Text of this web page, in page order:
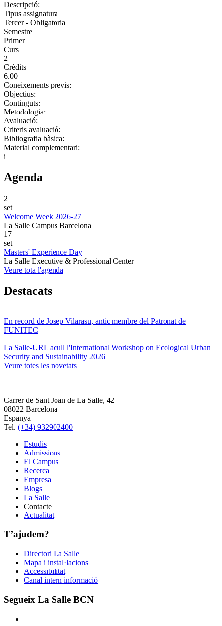
Descripció:
Tipus assignatura
Tercer - Obligatoria
Semestre
Primer
Curs
2
Crèdits
6.00
Coneixements previs:
Objectius:
Continguts:
Metodologia:
Avaluació:
Criteris avaluació:
Bibliografia bàsica:
Material complementari:
i
Agenda
2
set
Welcome Week 2026-27
La Salle Campus Barcelona
17
set
Masters' Experience Day
La Salle Executive & Professional Center
Veure tota l'agenda
Destacats
En record de Josep Vilarasu, antic membre del Patronat de
FUNITEC
La Salle-URL acull l'International Workshop on Ecological Urban
Security and Sustainability 2026
Veure totes les novetats
Carrer de Sant Joan de La Salle, 42
08022 Barcelona
Espanya
Tel. (+34) 932902400
Estudis
Admissions
El Campus
Recerca
Empresa
Blogs
La Salle
Contacte
Actualitat
T’ajudem?
Directori La Salle
Mapa i instal·lacions
Accessibilitat
Canal intern informació
Segueix La Salle BCN